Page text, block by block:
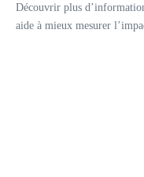
Découvrir plus
aide à mieux mesurer